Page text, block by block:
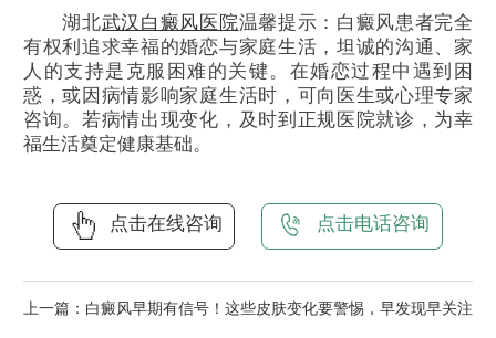
湖北武汉白癜风医院温馨提示：白癜风患者完全
有权利追求幸福的婚恋与家庭生活，坦诚的沟通、家
人的支持是克服困难的关键。在婚恋过程中遇到困
惑，或因病情影响家庭生活时，可向医生或心理专家
咨询。若病情出现变化，及时到正规医院就诊，为幸
福生活奠定健康基础。
点击在线咨询 点击电话咨询
上一篇： 白癜风早期有信号！这些皮肤变化要警惕，早发现早关注